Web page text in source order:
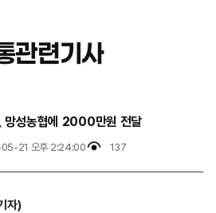
관련기사
망성농협에 2000만원 전달
21 오후 2:24:00 137
자)